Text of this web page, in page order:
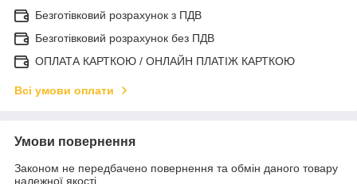
Безготівковий розрахунок з ПДВ
Безготівковий розрахунок без ПДВ
ОПЛАТА КАРТКОЮ / ОНЛАЙН ПЛАТІЖ КАРТКОЮ
Всі умови оплати
Умови повернення
Законом не передбачено повернення та обмін даного товару
належної якості